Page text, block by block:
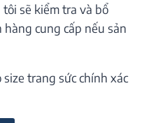
tôi sẽ kiểm tra và bổ
cung cấp nếu sản
trang sức chính xác